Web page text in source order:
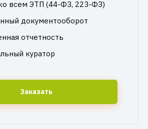
всем ЭТП (44-ФЗ, 223-ФЗ)
документооборот
отчетность
куратор
Заказать